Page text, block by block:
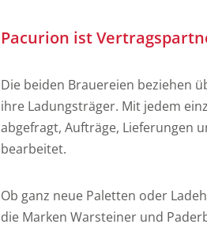
Pacurion ist
Die beiden Brauereien beziehen
ihre Ladungsträger. Mit jedem
abgefragt, Aufträge, Lieferungen
bearbeitet.
Ob ganz neue Paletten oder
die Marken Warsteiner und